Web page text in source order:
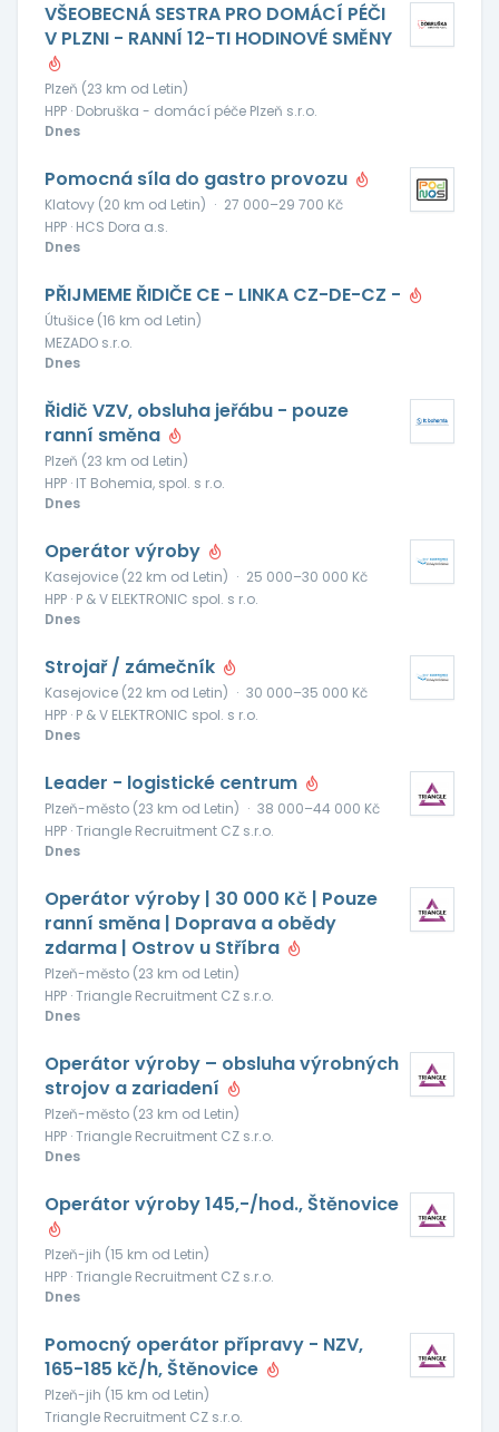
VŠEOBECNÁ SESTRA PRO DOMÁCÍ PÉČI
V PLZNI - RANNÍ 12-TI HODINOVÉ SMĚNY
Plzeň (23 km od Letin)
HPP · Dobruška - domácí péče Plzeň s.r.o.
Dnes
Pomocná síla do gastro provozu
Klatovy (20 km od Letin) · 27 000–29 700 Kč
HPP · HCS Dora a.s.
Dnes
PŘIJMEME ŘIDIČE CE - LINKA CZ-DE-CZ -
Útušice (16 km od Letin)
MEZADO s.r.o.
Dnes
Řidič VZV, obsluha jeřábu - pouze
ranní směna
Plzeň (23 km od Letin)
HPP · IT Bohemia, spol. s r.o.
Dnes
Operátor výroby
Kasejovice (22 km od Letin) · 25 000–30 000 Kč
HPP · P & V ELEKTRONIC spol. s r.o.
Dnes
Strojař / zámečník
Kasejovice (22 km od Letin) · 30 000–35 000 Kč
HPP · P & V ELEKTRONIC spol. s r.o.
Dnes
Leader - logistické centrum
Plzeň-město (23 km od Letin) · 38 000–44 000 Kč
HPP · Triangle Recruitment CZ s.r.o.
Dnes
Operátor výroby | 30 000 Kč | Pouze
ranní směna | Doprava a obědy
zdarma | Ostrov u Stříbra
Plzeň-město (23 km od Letin)
HPP · Triangle Recruitment CZ s.r.o.
Dnes
Operátor výroby – obsluha výrobných
strojov a zariadení
Plzeň-město (23 km od Letin)
HPP · Triangle Recruitment CZ s.r.o.
Dnes
Operátor výroby 145,-/hod., Štěnovice
Plzeň-jih (15 km od Letin)
HPP · Triangle Recruitment CZ s.r.o.
Dnes
Pomocný operátor přípravy - NZV,
165-185 kč/h, Štěnovice
Plzeň-jih (15 km od Letin)
Triangle Recruitment CZ s.r.o.